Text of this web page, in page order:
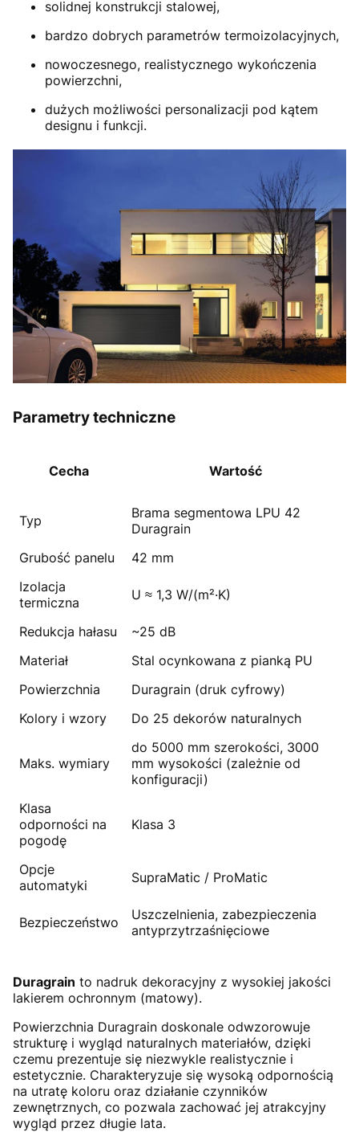
solidnej konstrukcji stalowej,
bardzo dobrych parametrów termoizolacyjnych,
nowoczesnego, realistycznego wykończenia
powierzchni,
dużych możliwości personalizacji pod kątem
designu i funkcji.
Parametry techniczne
Cecha Wartość
Typ
Brama segmentowa LPU 42
Duragrain
Grubość panelu
42 mm
Izolacja
termiczna
U ≈ 1,3 W/(m²·K)
Redukcja hałasu
~25 dB
Materiał
Stal ocynkowana z pianką PU
Powierzchnia
Duragrain (druk cyfrowy)
Kolory i wzory
Do 25 dekorów naturalnych
Maks. wymiary
do 5000 mm szerokości, 3000
mm wysokości (zależnie od
konfiguracji)
Klasa
odporności na
pogodę
Klasa 3
Opcje
automatyki
SupraMatic / ProMatic
Bezpieczeństwo
Uszczelnienia, zabezpieczenia
antyprzytrzaśnięciowe
Duragrain to nadruk dekoracyjny z wysokiej jakości
lakierem ochronnym (matowy).
Powierzchnia Duragrain doskonale odwzorowuje
strukturę i wygląd naturalnych materiałów, dzięki
czemu prezentuje się niezwykle realistycznie i
estetycznie. Charakteryzuje się wysoką odpornością
na utratę koloru oraz działanie czynników
zewnętrznych, co pozwala zachować jej atrakcyjny
wygląd przez długie lata.